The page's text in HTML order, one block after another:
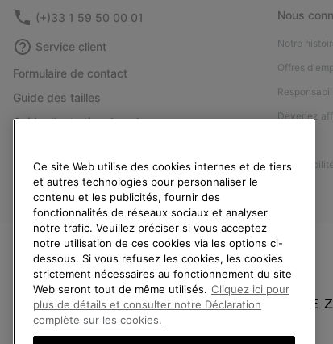
(+)33 1 59 50 00 01
Service client
Formulaire de contact
Guide des tailles
Guide d'entretien des chaussures
Rétractation
Statut de la commande
Livraison
Paiement
Questions fréquentes
Nous
Notre
Offres
Devenez
Ce site Web utilise des cookies internes et de tiers
et autres technologies pour personnaliser le
contenu et les publicités, fournir des
fonctionnalités de réseaux sociaux et analyser
notre trafic. Veuillez préciser si vous acceptez
notre utilisation de ces cookies via les options ci-
dessous. Si vous refusez les cookies, les cookies
strictement nécessaires au fonctionnement du site
Web seront tout de même utilisés. Cliquez ici pour
plus de détails et consulter notre Déclaration
complète sur les cookies.